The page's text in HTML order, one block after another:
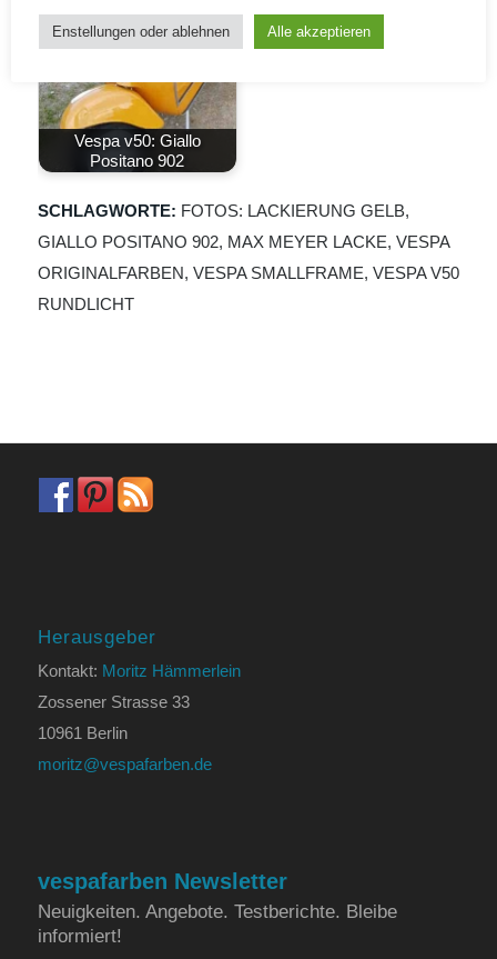
Vespa v50: Giallo
Positano 902
SCHLAGWORTE: FOTOS: LACKIERUNG GELB,
GIALLO POSITANO 902, MAX MEYER LACKE, VESPA
ORIGINALFARBEN, VESPA SMALLFRAME, VESPA V50
RUNDLICHT
Herausgeber
Kontakt: Moritz Hämmerlein
Zossener Strasse 33
10961 Berlin
moritz@vespafarben.de
vespafarben Newsletter
Neuigkeiten. Angebote. Testberichte. Bleibe
informiert!
Enstellungen oder ablehnen Alle akzeptieren